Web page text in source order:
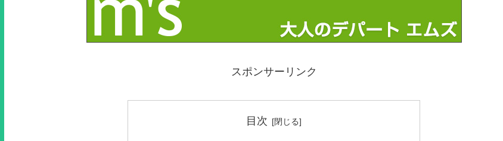
スポンサーリンク
目次